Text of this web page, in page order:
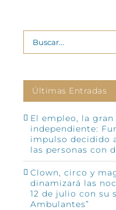
Buscar:
Últimas Entradas
El empleo, la
independiente:
impulso decidido
las personas con
Clown, circo y
dinamizará las
12 de julio con su
Ambulantes”